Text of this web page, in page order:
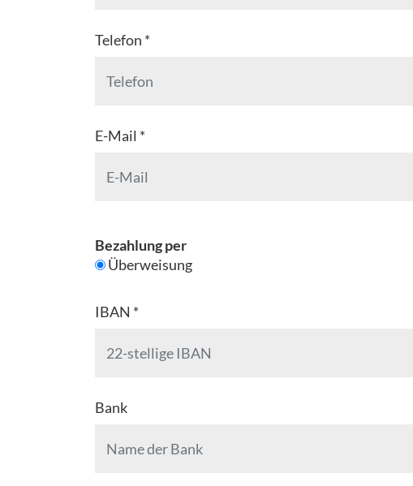
Telefon *
E-Mail *
Bezahlung per
Überweisung
IBAN *
Bank